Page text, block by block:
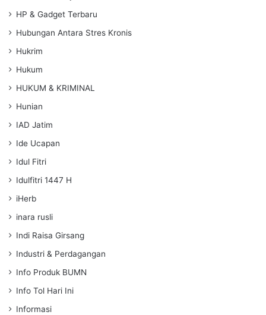
HP & Gadget Terbaru
Hubungan Antara Stres Kronis
Hukrim
Hukum
HUKUM & KRIMINAL
Hunian
IAD Jatim
Ide Ucapan
Idul Fitri
Idulfitri 1447 H
iHerb
inara rusli
Indi Raisa Girsang
Industri & Perdagangan
Info Produk BUMN
Info Tol Hari Ini
Informasi